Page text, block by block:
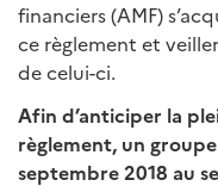
financiers (AMF)
ce règlement et
de celui-ci.
Afin d’anticiper la
règlement, un
septembre 2018 au